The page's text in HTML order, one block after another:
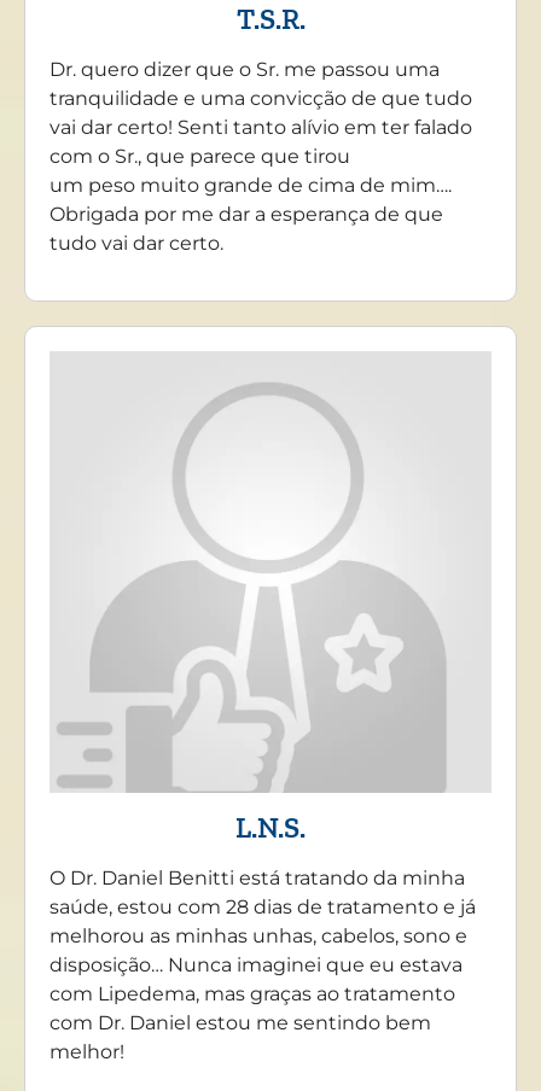
T.S.R.
Dr. quero dizer que o Sr. me passou uma
tranquilidade e uma convicção de que tudo
vai dar certo! Senti tanto alívio em ter falado
com o Sr., que parece que tirou
um peso muito grande de cima de mim….
Obrigada por me dar a esperança de que
tudo vai dar certo.
L.N.S.
O Dr. Daniel Benitti está tratando da minha
saúde, estou com 28 dias de tratamento e já
melhorou as minhas unhas, cabelos, sono e
disposição… Nunca imaginei que eu estava
com Lipedema, mas graças ao tratamento
com Dr. Daniel estou me sentindo bem
melhor!